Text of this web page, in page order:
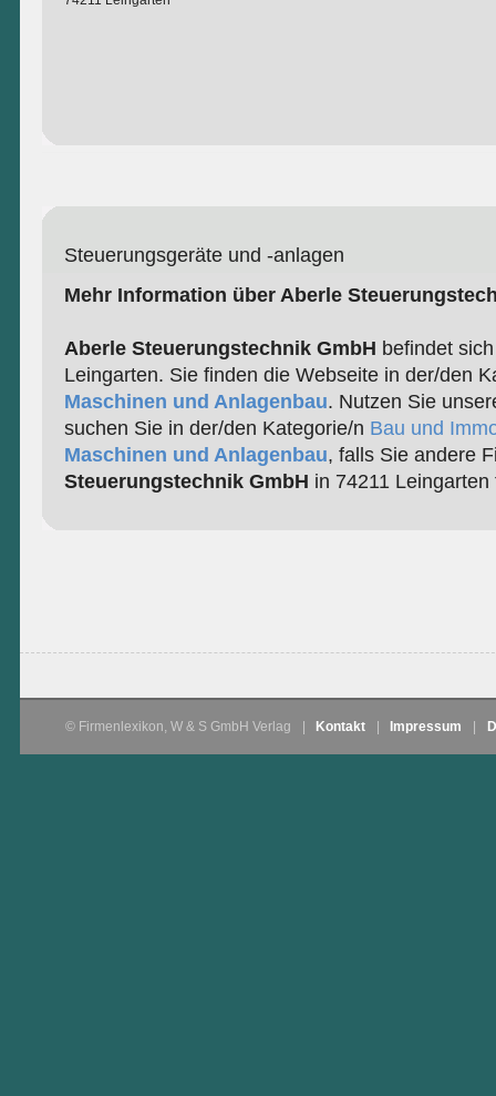
Steuerungsgeräte und -anlagen
Mehr Information über Aberle
Aberle Steuerungstechnik GmbH befindet
Leingarten. Sie finden die Webseite in der/den
Maschinen und Anlagenbau. Nutzen Sie
suchen Sie in der/den Kategorie/n Bau und
Maschinen und Anlagenbau, falls Sie andere
Steuerungstechnik GmbH in 74211
© Firmenlexikon, W & S GmbH Verlag Kontakt Impressum